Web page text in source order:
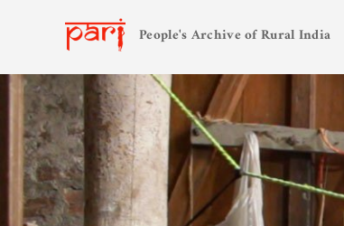
People's Archive of Rural India